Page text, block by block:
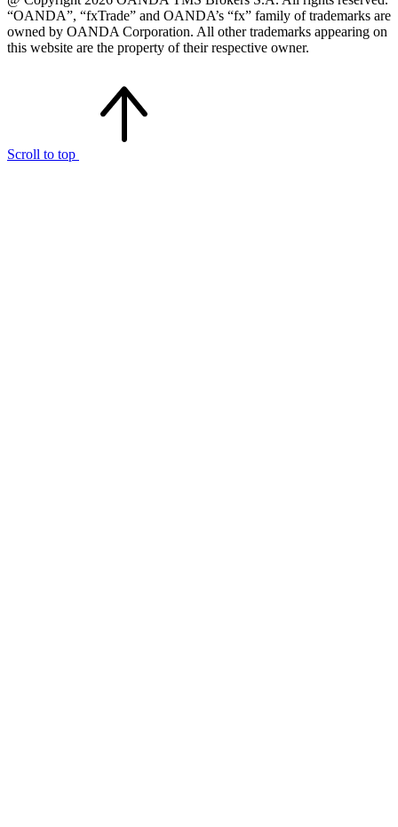
“OANDA”, “fxTrade” and OANDA’s “fx” family of trademarks are
owned by OANDA Corporation. All other trademarks appearing on
this website are the property of their respective owner.
Scroll to top